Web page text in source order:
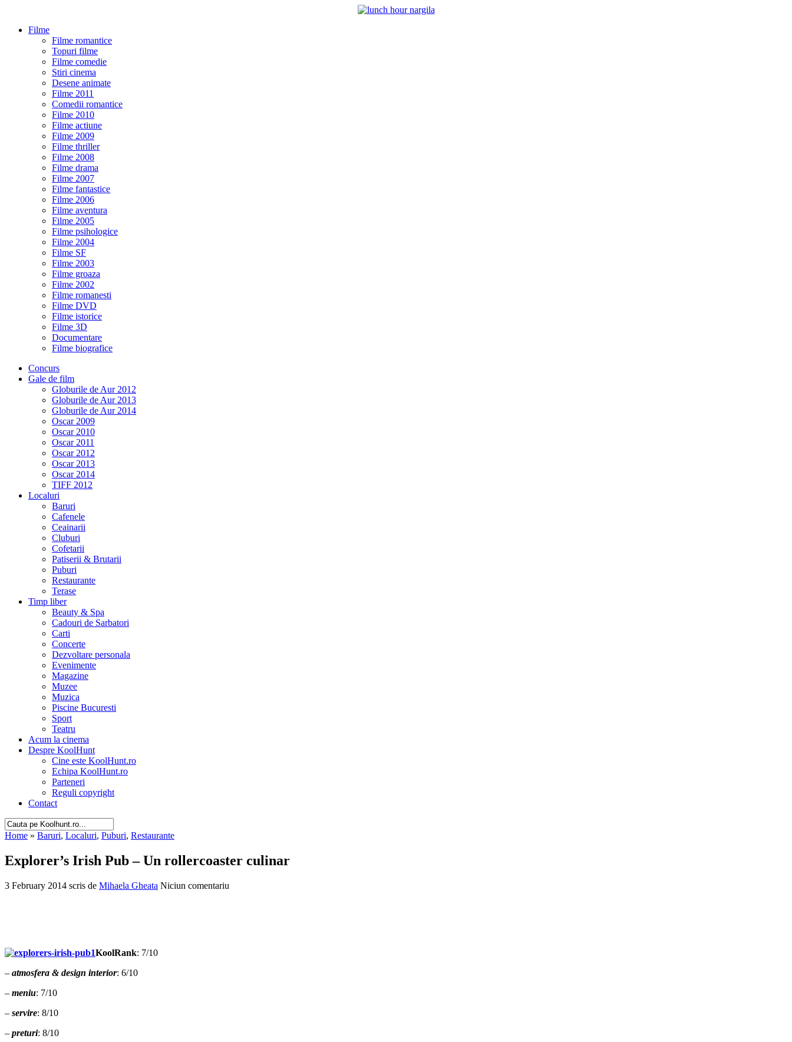
Filme
Filme romantice
Topuri filme
Filme comedie
Stiri cinema
Desene animate
Filme 2011
Comedii romantice
Filme 2010
Filme actiune
Filme 2009
Filme thriller
Filme 2008
Filme drama
Filme 2007
Filme fantastice
Filme 2006
Filme aventura
Filme 2005
Filme psihologice
Filme 2004
Filme SF
Filme 2003
Filme groaza
Filme 2002
Filme romanesti
Filme DVD
Filme istorice
Filme 3D
Documentare
Filme biografice
Concurs
Gale de film
Globurile de Aur 2012
Globurile de Aur 2013
Globurile de Aur 2014
Oscar 2009
Oscar 2010
Oscar 2011
Oscar 2012
Oscar 2013
Oscar 2014
TIFF 2012
Localuri
Baruri
Cafenele
Ceainarii
Cluburi
Cofetarii
Patiserii & Brutarii
Puburi
Restaurante
Terase
Timp liber
Beauty & Spa
Cadouri de Sarbatori
Carti
Concerte
Dezvoltare personala
Evenimente
Magazine
Muzee
Muzica
Piscine Bucuresti
Sport
Teatru
Acum la cinema
Despre KoolHunt
Cine este KoolHunt.ro
Echipa KoolHunt.ro
Parteneri
Reguli copyright
Contact
Home » Baruri, Localuri, Puburi, Restaurante
Explorer’s Irish Pub – Un rollercoaster culinar
3 February 2014 scris de Mihaela Gheata Niciun comentariu
KoolRank: 7/10
– atmosfera & design interior: 6/10
– meniu: 7/10
– servire: 8/10
– preturi: 8/10